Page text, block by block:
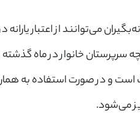
می‌توانند از اعتبار
خانوار در ماه گذشته
است و در صورت استفاده به
می‌شود.